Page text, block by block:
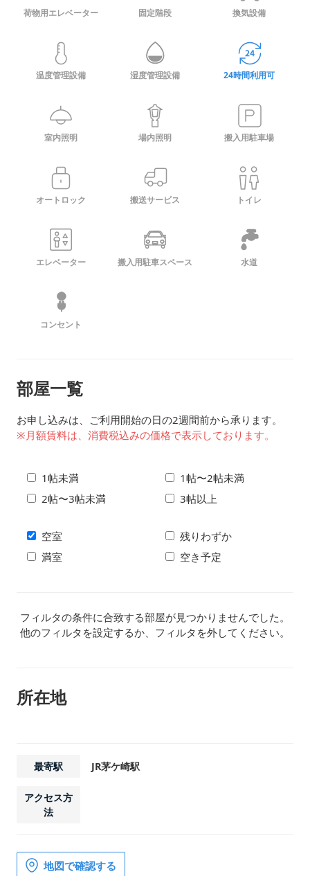
荷物用エレベーター 固定階段 換気設備
温度管理設備 湿度管理設備 24時間利用可
室内照明 場内照明 搬入用駐車場
オートロック 搬送サービス トイレ
エレベーター 搬入用駐車スペース 水道
コンセント
部屋一覧
お申し込みは、ご利用開始の日の2週間前から承ります。
※月額賃料は、消費税込みの価格で表示しております。
1帖未満
1帖〜2帖未満
2帖〜3帖未満
3帖以上
空室
残りわずか
満室
空き予定
フィルタの条件に合致する部屋が見つかりませんでした。
他のフィルタを設定するか、フィルタを外してください。
所在地
最寄駅 JR茅ケ崎駅
アクセス方
法
地図で確認する